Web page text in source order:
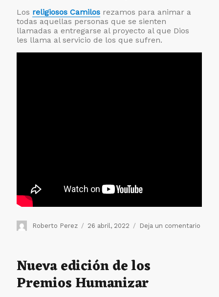
Los religiosos Camilos rezamos para animar a
todas aquellas personas que se sienten
llamadas a entregarse al proyecto al que Dios
les llama al servicio de los que sufren.
Autor
Roberto Perez
Publicado
26 abril, 2022 Deja un comentario
Nueva edición de los
Premios Humanizar